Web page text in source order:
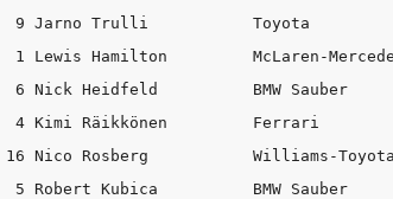
9 Jarno Trulli           Toyota
1 Lewis Hamilton         McLaren-
6 Nick Heidfeld          BMW Sauber
4 Kimi Räikkönen         Ferrari
16 Nico Rosberg           Williams-Toyota
5 Robert Kubica          BMW Sauber